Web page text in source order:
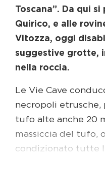
Toscana”. Da qui
Quirico, e alle
Vitozza, oggi
suggestive grotte,
nella roccia.
Le Vie Cave
necropoli etrusche,
tufo alte anche 20
massiccia del tufo,
condizionato tutte